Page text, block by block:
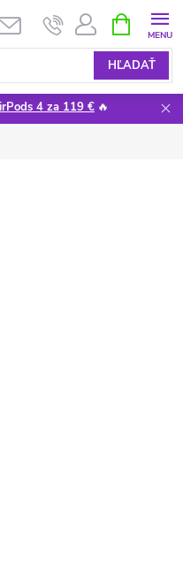
HĽADAŤ
KOŠÍK
4 za 119 € 🔥